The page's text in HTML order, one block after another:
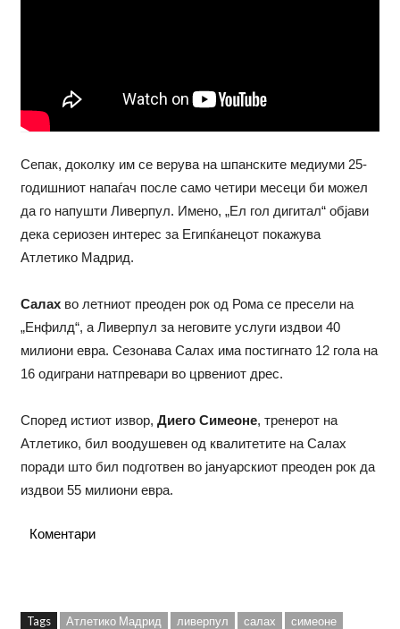
Сепак, доколку им се верува на шпанските медиуми 25-
годишниот напаѓач после само четири месеци би можел
да го напушти Ливерпул. Имено, „Ел гол дигитал“ објави
дека сериозен интерес за Египќанецот покажува
Атлетико Мадрид.
Салахво летниот преоден рок од Рома се пресели на
„Енфилд“, а Ливерпул за неговите услуги издвои 40
милиони евра. Сезонава Салах има постигнато 12 гола на
16 одиграни натпревари во црвениот дрес.
Според истиот извор, Диего Симеоне, тренерот на
Атлетико, бил воодушевен од квалитетите на Салах
поради што бил подготвен во јануарскиот преоден рок да
издвои 55 милиони евра.
Коментари
Tags Атлетико Мадрид ливерпул салах симеоне